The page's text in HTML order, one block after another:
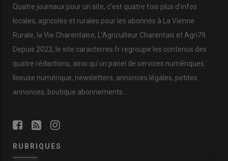
Quatre journaux pour un site, c’est quatre fois plus d’infos
locales, agricoles et rurales pour les abonnés à La Vienne
Rurale, la Vie Charentaise, L’Agriculteur Charentais et Agri79.
Depuis 2022, le site caracterres.fr regroupe les contenus des
quatre rédactions, ainsi qu’un panel de services numériques :
liseuse numérique, newsletters, annonces légales, petites
annonces, boutique abonnements…
RUBRIQUES